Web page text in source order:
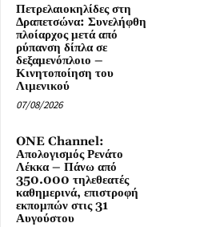
Πετρελαιοκηλίδες στη
Δραπετσώνα: Συνελήφθη
πλοίαρχος μετά από
ρύπανση δίπλα σε
δεξαμενόπλοιο –
Κινητοποίηση του
Λιμενικού
07/08/2026
ONE Channel:
Απολογισμός Ρενάτο
Λέκκα – Πάνω από
350.000 τηλεθεατές
καθημερινά, επιστροφή
εκπομπών στις 31
Αυγούστου